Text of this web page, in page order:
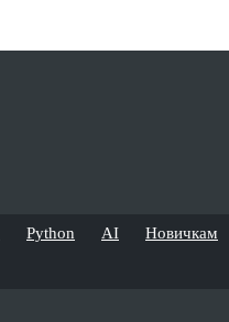
Python AI Новичкам